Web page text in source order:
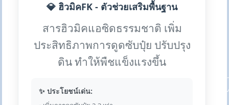
💎 ฮิวมิคFK - ตัวช่วยเสริมพื้นฐาน
สารฮิวมิคแอซิดธรรมชาติ เพิ่ม
ประสิทธิภาพการดูดซับปุ๋ย ปรับปรุง
ดิน ทำให้พืชแข็งแรงขึ้น
✨ ประโยชน์เด่น: